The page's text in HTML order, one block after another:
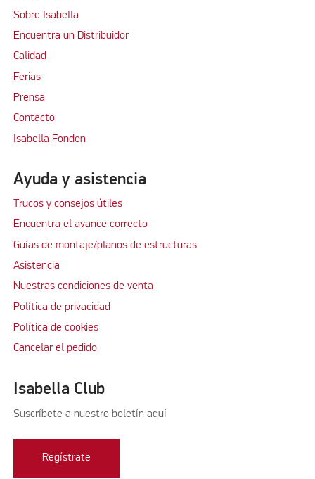
Sobre Isabella
Encuentra un Distribuidor
Calidad
Ferias
Prensa
Contacto
Isabella Fonden
Ayuda y asistencia
Trucos y consejos útiles
Encuentra el avance correcto
Guías de montaje/planos de estructuras
Asistencia
Nuestras condiciones de venta
Política de privacidad
Política de cookies
Cancelar el pedido
Isabella Club
Suscríbete a nuestro boletín aquí
Regístrate